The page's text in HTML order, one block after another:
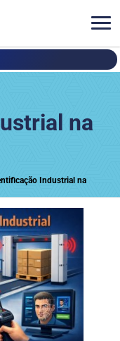
na
Industrial na